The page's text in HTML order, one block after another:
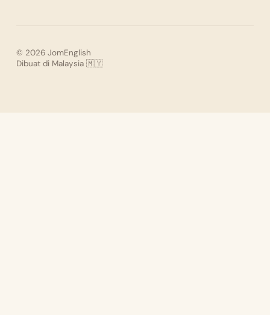
© 2026 JomEnglish
Dibuat di Malaysia 🇲🇾